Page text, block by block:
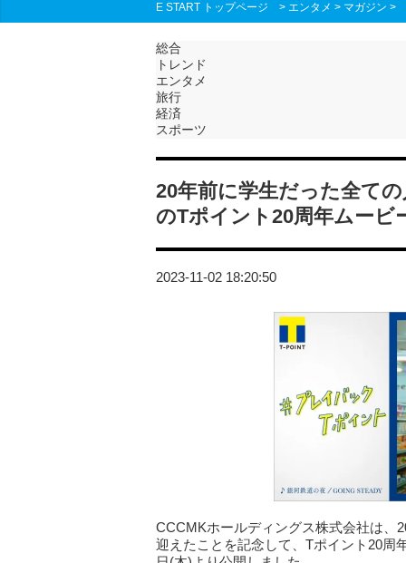
E START トップページ > エンタメ > マガジン >
総合
トレンド
エンタメ
旅行
経済
スポーツ
20年前に学生だった全て
のTポイント20周年ムービ
2023-11-02 18:20:50
CCCMKホールディングス株式会社は、
迎えたことを記念して、Tポイント20周